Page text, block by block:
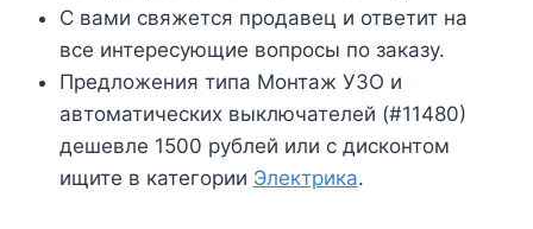
С вами свяжется продавец и ответит на
все интересующие вопросы по заказу.
Предложения типа Монтаж УЗО и
автоматических выключателей (#11480)
дешевле 1500 рублей или с дисконтом
ищите в категории Электрика.